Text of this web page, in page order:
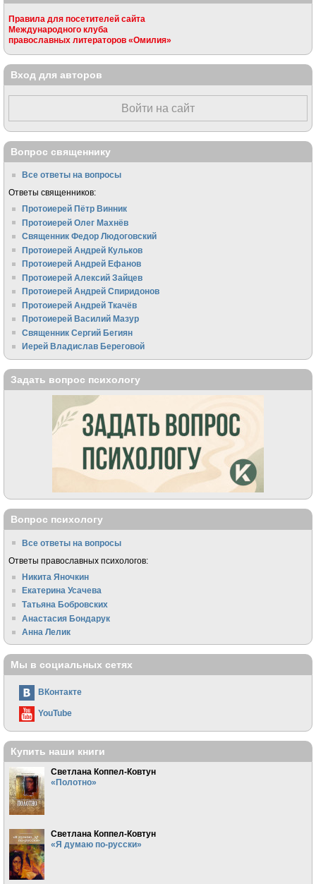
Правила для посетителей сайта
Международного клуба
православных литераторов «Омилия»
Вход для авторов
Войти на сайт
Вопрос священнику
Все ответы на вопросы
Ответы священников:
Протоиерей Пётр Винник
Протоиерей Олег Махнёв
Священник Федор Людоговский
Протоиерей Андрей Кульков
Протоиерей Андрей Ефанов
Протоиерей Алексий Зайцев
Протоиерей Андрей Спиридонов
Протоиерей Андрей Ткачёв
Протоиерей Василий Мазур
Священник Сергий Бегиян
Иерей Владислав Береговой
Задать вопрос психологу
Вопрос психологу
Все ответы на вопросы
Ответы православных психологов:
Никита Яночкин
Екатерина Усачева
Татьяна Бобровских
Анастасия Бондарук
Анна Лелик
Мы в социальных сетях
ВКонтакте
YouTube
Купить наши книги
Светлана Коппел-Ковтун
«Полотно»
Светлана Коппел-Ковтун
«Я думаю по-русски»